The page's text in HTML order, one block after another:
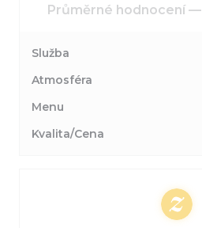
Průměrné hodnocení —
Služba
Atmosféra
Menu
Kvalita/Cena